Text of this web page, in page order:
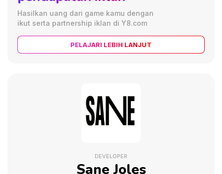
DEVELOPER
Sane Joles
Hasilkan uang dari game kamu dengan
ikut serta partnership iklan di Y8.com
PELAJARI LEBIH LANJUT